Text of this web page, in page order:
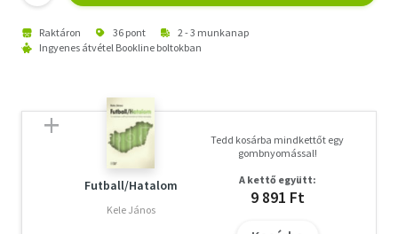
Raktáron 36 pont
2 - 3 munkanap
Ingyenes átvétel Bookline boltokban
Futball/Hatalom
Kele János
Tedd kosárba mindkettőt egy
gombnyomással!
A kettő együtt:
9 891 Ft